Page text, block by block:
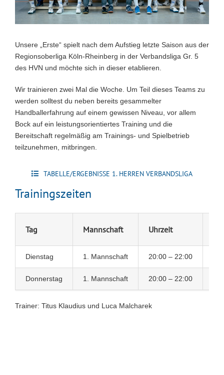
Unsere „Erste“ spielt nach dem Aufstieg letzte Saison aus der
Regionsoberliga Köln-Rheinberg in der Verbandsliga Gr. 5
des HVN und möchte sich in dieser etablieren.
Wir trainieren zwei Mal die Woche. Um Teil dieses Teams zu
werden solltest du neben bereits gesammelter
Handballerfahrung auf einem gewissen Niveau, vor allem
Bock auf ein leistungsorientiertes Training und die
Bereitschaft regelmäßig am Trainings- und Spielbetrieb
teilzunehmen, mitbringen.
TABELLE/ERGEBNISSE 1. HERREN VERBANDSLIGA
Trainingszeiten
Tag Mannschaft Uhrzeit
Dienstag 1. Mannschaft 20:00 – 22:00
Donnerstag 1. Mannschaft 20:00 – 22:00
Trainer: Titus Klaudius und Luca Malcharek